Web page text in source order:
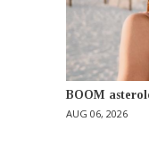
BOOM
AUG 06, 2026